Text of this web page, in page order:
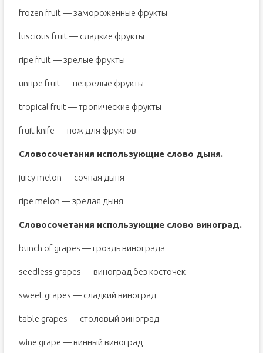
frozen fruit — замороженные фрукты
luscious fruit — сладкие фрукты
ripe fruit — зрелые фрукты
unripe fruit — незрелые фрукты
tropical fruit — тропические фрукты
fruit knife — нож для фруктов
Словосочетания использующие слово дыня.
juicy melon — сочная дыня
ripe melon — зрелая дыня
Словосочетания использующие слово виноград.
bunch of grapes — гроздь винограда
seedless grapes — виноград без косточек
sweet grapes — сладкий виноград
table grapes — столовый виноград
wine grape — винный виноград